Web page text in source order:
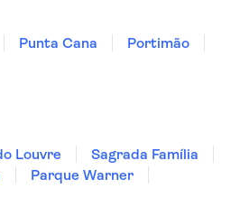
Punta Cana
Portimão
Louvre
Sagrada Família
Parque Warner